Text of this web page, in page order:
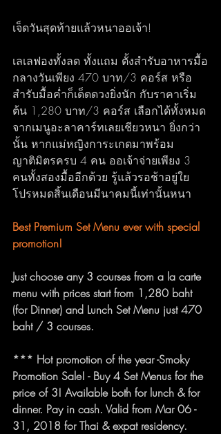
เจ็ดวันสุดท้ายแล้วหนาออเจ้า!
เลเลฟองทั้งลด ทั้งแถม ตั้งสำรับอาหารมื้อ
กลางวันเพียง 470 บาท/3 คอร์ส หรือ
สำรับมื้อค่ำก็เด็ดดวงยิ่งนัก กับราคาเริ่ม
ต้น 1,280 บาท/3 คอร์ส เลือกได้ทั้งหมด
จากเมนูอะลาคาร์ทเลยเชียวหนา ยิ่งกว่า
นั้น หากแม่หญิงการะเกดมาพร้อม
ญาติมิตรครบ 4 คน ออเจ้าจ่ายเพียง 3
คนทั้งสองมื้ออีกด้วย รู้แล้วรอช้าอยู่ใย
โปรหมดสิ้นเดือนมีนาคมนี้เท่านั้นหนา
Best Premium Set Menu ever with special
promotion!
Just choose any 3 courses from a la carte
menu with prices start from 1,280 baht
(for Dinner) and Lunch Set Menu just 470
baht / 3 courses.
*** Hot promotion of the year -Smoky
Promotion Sale! - Buy 4 Set Menus for the
price of 3! Available both for lunch & for
dinner. Pay in cash. Valid from Mar 06 -
31, 2018 for Thai & expat residency.